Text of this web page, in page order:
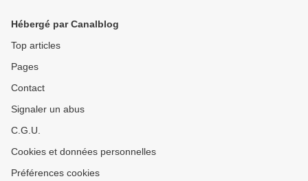
Hébergé par Canalblog
Top articles
Pages
Contact
Signaler un abus
C.G.U.
Cookies et données personnelles
Préférences cookies